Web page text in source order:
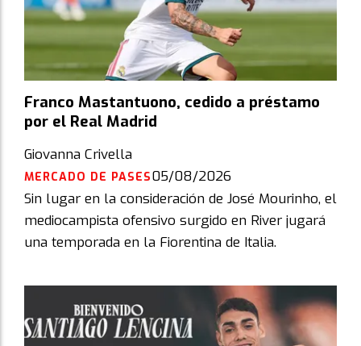
Franco Mastantuono, cedido a préstamo
por el Real Madrid
Giovanna Crivella
MERCADO DE PASES05/08/2026
Sin lugar en la consideración de José Mourinho, el
mediocampista ofensivo surgido en River jugará
una temporada en la Fiorentina de Italia.